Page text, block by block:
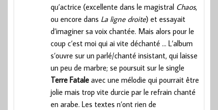
qu’actrice (excellente dans le magistral Chaos,
ou encore dans La ligne droite) et essayait
d’imaginer sa voix chantée. Mais alors pour le
coup c’est moi qui ai vite déchanté … L’album
s’ouvre sur un parlé/chanté insistant, qui laisse
un peu de marbre; se poursuit sur le single
Terre Fatale avec une mélodie qui pourrait être
jolie mais trop vite durcie par le refrain chanté
en arabe. Les textes n’ont rien de